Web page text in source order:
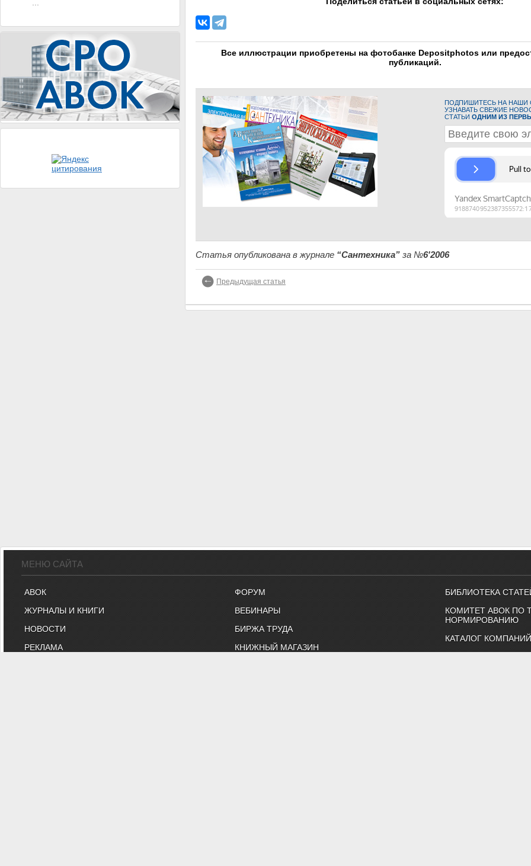
Все иллюстрации приобретены на фотобанке Depositphotos или
публикаций.
ПОДПИШИТЕСЬ НА НАШИ
УЗНАВАТЬ СВЕЖИЕ
СТАТЬИОДНИМ ИЗ
Статья опубликована в журнале “Сантехника” за №6'2006
Предыдущая статья
МЕНЮ САЙТА
АВОК
ЖУРНАЛЫ И КНИГИ
НОВОСТИ
РЕКЛАМА
ФОРУМ
ВЕБИНАРЫ
БИРЖА ТРУДА
КНИЖНЫЙ МАГАЗИН
БИБЛИОТЕКА
КОМИТЕТ АВОК ПО
НОРМИРОВАНИЮ
КАТАЛОГ КОМПАНИЙ